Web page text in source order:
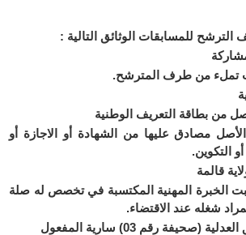
الوثائق التالية :
طرف المترشح.
التعريف الوطنية
عليها من الشهادة أو الاجازة أو
المهنية المكتسبة في تخصص له صلة
عند الاقتضاء.
03) سارية المفعول